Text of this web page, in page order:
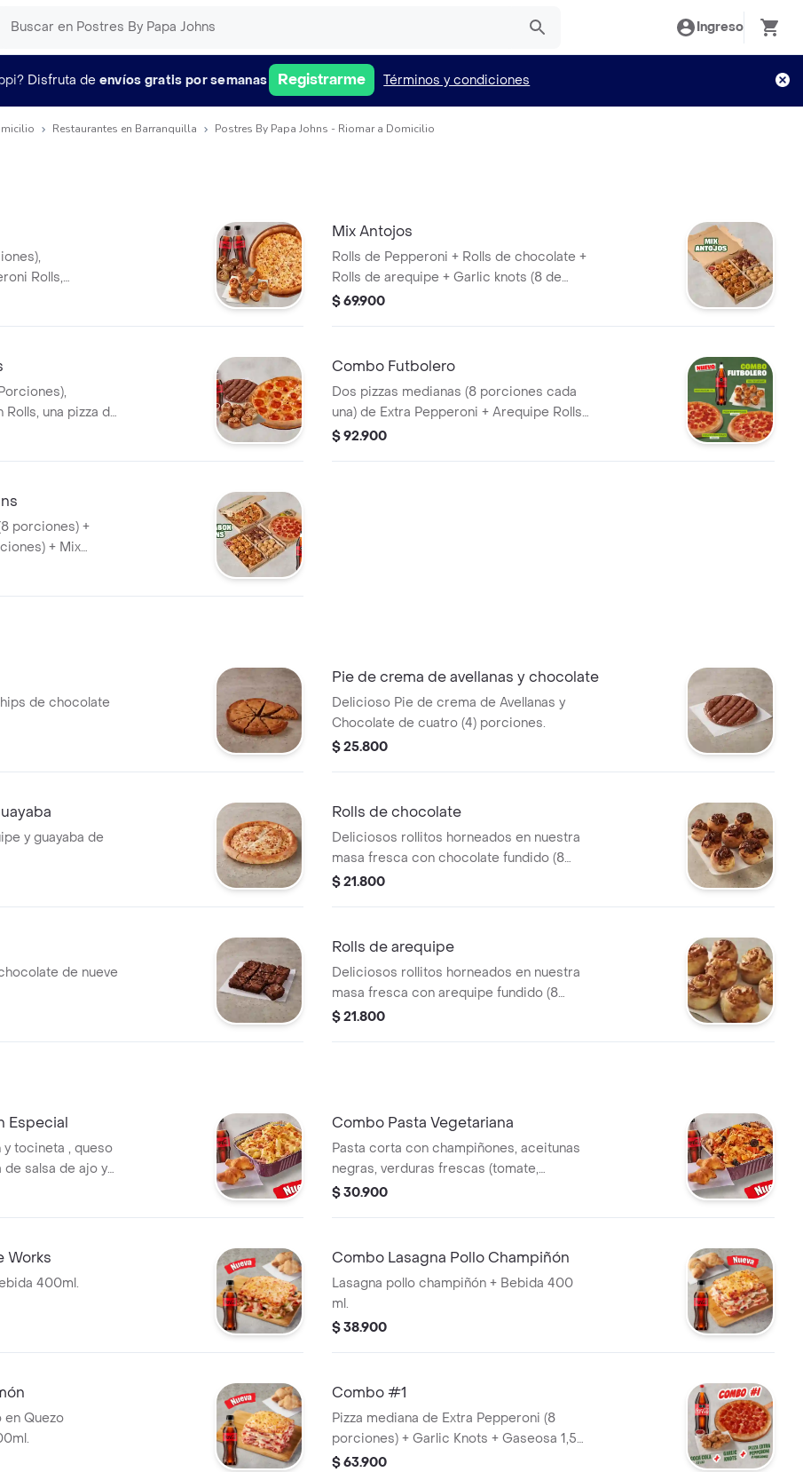
Ingreso
Disfruta de envíos gratis por semanas Registrarme Términos y condiciones
Restaurantes en Barranquilla Postres By Papa Johns - Riomar a Domicilio
Rolls,
(400ML).
Mix Antojos
Rolls de Pepperoni + Rolls de chocolate +
Rolls de arequipe + Garlic knots (8 de
cada uno).
$ 69.900
una pizza de
(400ML). Incluye
Combo Futbolero
Dos pizzas medianas (8 porciones cada
una) de Extra Pepperoni + Arequipe Rolls
+ Gaseosa 1,5L. Incluye Salsa de Ajo,
$ 92.900
porciones) +
+ Mix
2 Coca Cola
de chocolate
Pie de crema de avellanas y chocolate
Delicioso Pie de crema de Avellanas y
Chocolate de cuatro (4) porciones.
$ 25.800
y guayaba de
Rolls de chocolate
Deliciosos rollitos horneados en nuestra
masa fresca con chocolate fundido (8
porciones).
$ 21.800
de nueve
Rolls de arequipe
Deliciosos rollitos horneados en nuestra
masa fresca con arequipe fundido (8
porciones).
$ 21.800
Especial
y tocineta , queso
de salsa de ajo y
Acompañada de
por $2.900
Combo Pasta Vegetariana
Pasta corta con champiñones, aceitunas
negras, verduras frescas (tomate,
cebolla) y queso mozzarella . Con mezcla
horneados. Con una bebida de coca cola
de 400ml. No incluye salsa de ajo, llevala
por $2.900 adicionales.
$ 30.900
Works
400ml.
Combo Lasagna Pollo Champiñón
Lasagna pollo champiñón + Bebida 400
ml.
$ 38.900
en Quezo
Combo #1
Pizza mediana de Extra Pepperoni (8
porciones) + Garlic Knots + Gaseosa 1,5L.
Incluye Salsa de Ajo, Sazonador Pimienta
$ 63.900